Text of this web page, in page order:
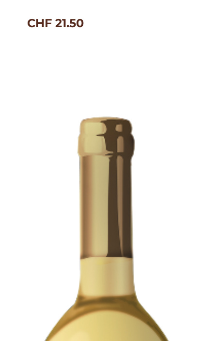
CHF 21.50